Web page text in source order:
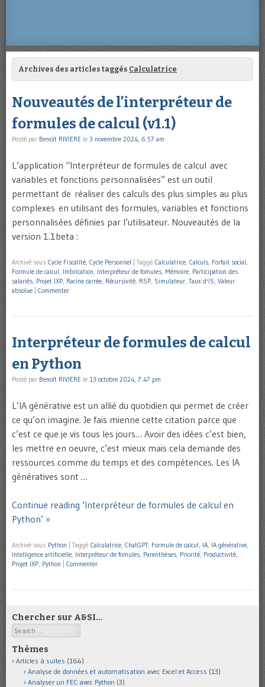
Archives des articles taggés Calculatrice
Nouveautés de l’interpréteur de
formules de calcul (v1.1)
Posté par Benoît RIVIERE le 3 novembre 2024, 6:57 am
L’application “Interpréteur de formules de calcul avec
variables et fonctions personnalisées” est un outil
permettant de réaliser des calculs des plus simples au plus
complexes en utilisant des formules, variables et fonctions
personnalisées définies par l’utilisateur. Nouveautés de la
version 1.1beta :
Archivé sous Cycle Fiscalité, Cycle Personnel Taggé Calculatrice, Calculs, Forfait social,
Formule de calcul, Imbrication, Interpréteur de fomules, Mémoire, Participation des
salariés, Projet IXP, Racine carrée, Récursivité, RSP, Simulateur, Taux d'IS, Valeur
absolue
Commenter
Interpréteur de formules de calcul
en Python
Posté par Benoît RIVIERE le 13 octobre 2024, 7:47 pm
L’IA générative est un allié du quotidien qui permet de créer
ce qu’on imagine. Je fais mienne cette citation parce que
c’est ce que je vis tous les jours… Avoir des idées c’est bien,
les mettre en oeuvre, c’est mieux mais cela demande des
ressources comme du temps et des compétences. Les IA
génératives sont …
Continue reading ‘Interpréteur de formules de calcul en
Python’ »
Archivé sous Python Taggé Calculatrice, ChatGPT, Formule de calcul, IA, IA générative,
Intelligence artificielle, Interpréteur de fomules, Parenthèses, Priorité, Productivité,
Projet IXP, Python Commenter
Chercher sur A&SI…
Search
Thèmes
Articles à suites (164)
Analyse de données et automatisation avec Excel et Access (13)
Analyser un FEC avec Python (3)